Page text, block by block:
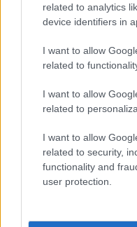
related to analytics
device identifiers in
I want to allow
related to
I want to allow
related to
I want to allow
related to security,
functionality and
user protection.
VÁDAT AZ